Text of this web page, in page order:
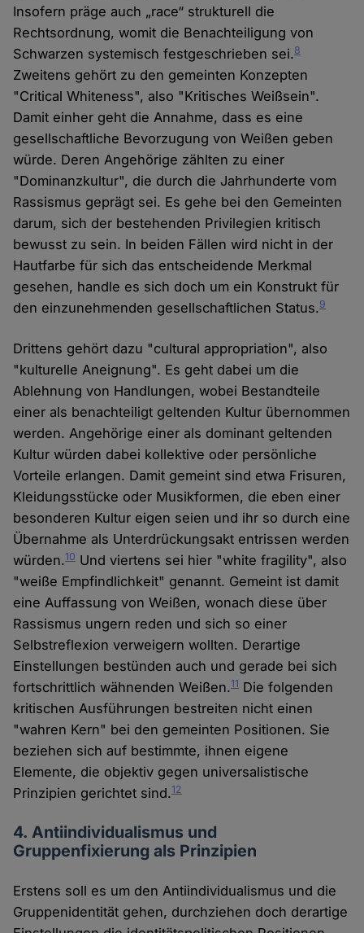
Insofern präge auch „race“ strukturell die
Rechtsordnung, womit die Benachteiligung von
Schwarzen systemisch festgeschrieben sei.8
Zweitens gehört zu den gemeinten Konzepten
"Critical Whiteness", also "Kritisches Weißsein".
Damit einher geht die Annahme, dass es eine
gesellschaftliche Bevorzugung von Weißen geben
würde. Deren Angehörige zählten zu einer
"Dominanzkultur", die durch die Jahrhunderte vom
Rassismus geprägt sei. Es gehe bei den Gemeinten
darum, sich der bestehenden Privilegien kritisch
bewusst zu sein. In beiden Fällen wird nicht in der
Hautfarbe für sich das entscheidende Merkmal
gesehen, handle es sich doch um ein Konstrukt für
den einzunehmenden gesellschaftlichen Status.9
Drittens gehört dazu "cultural appropriation", also
"kulturelle Aneignung". Es geht dabei um die
Ablehnung von Handlungen, wobei Bestandteile
einer als benachteiligt geltenden Kultur übernommen
werden. Angehörige einer als dominant geltenden
Kultur würden dabei kollektive oder persönliche
Vorteile erlangen. Damit gemeint sind etwa Frisuren,
Kleidungsstücke oder Musikformen, die eben einer
besonderen Kultur eigen seien und ihr so durch eine
Übernahme als Unterdrückungsakt entrissen werden
würden.10 Und viertens sei hier "white fragility", also
"weiße Empfindlichkeit" genannt. Gemeint ist damit
eine Auffassung von Weißen, wonach diese über
Rassismus ungern reden und sich so einer
Selbstreflexion verweigern wollten. Derartige
Einstellungen bestünden auch und gerade bei sich
fortschrittlich wähnenden Weißen.11 Die folgenden
kritischen Ausführungen bestreiten nicht einen
"wahren Kern" bei den gemeinten Positionen. Sie
beziehen sich auf bestimmte, ihnen eigene
Elemente, die objektiv gegen universalistische
Prinzipien gerichtet sind.12
4. Antiindividualismus und
Gruppenfixierung als Prinzipien
Erstens soll es um den Antiindividualismus und die
Gruppenidentität gehen, durchziehen doch derartige